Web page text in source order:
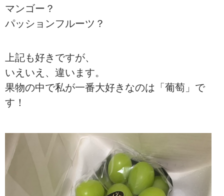
マンゴー？
パッションフルーツ？
上記も好きですが、
いえいえ、違います。
果物の中で私が一番大好きなのは「葡萄」で
す！